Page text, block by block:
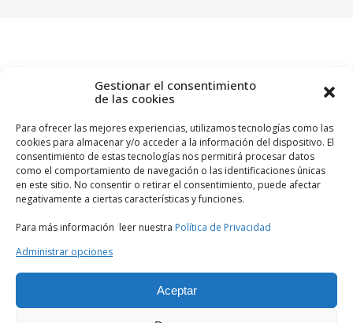
Gestionar el consentimiento
de las cookies
Para ofrecer las mejores experiencias, utilizamos tecnologías como las
cookies para almacenar y/o acceder a la información del dispositivo. El
consentimiento de estas tecnologías nos permitirá procesar datos
como el comportamiento de navegación o las identificaciones únicas
en este sitio. No consentir o retirar el consentimiento, puede afectar
negativamente a ciertas características y funciones.
Para más información leer nuestra Política de Privacidad
Administrar opciones
Aceptar